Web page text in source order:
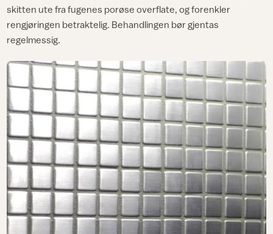
skitten ute fra fugenes porøse overflate, og forenkler
rengjøringen betraktelig. Behandlingen bør gjentas
regelmessig.